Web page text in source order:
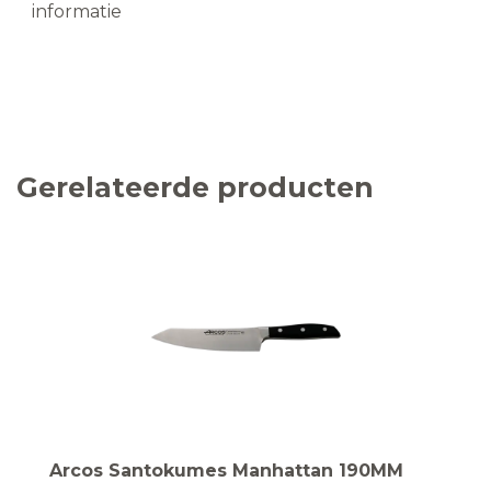
informatie
Gerelateerde producten
Arcos Santokumes Manhattan 190MM